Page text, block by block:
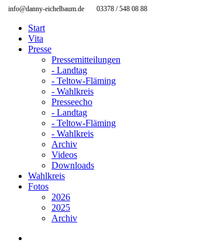
info@danny-eichelbaum.de 03378 / 548 08 88
Start
Vita
Presse
Pressemitteilungen
- Landtag
- Teltow-Fläming
- Wahlkreis
Presseecho
- Landtag
- Teltow-Fläming
- Wahlkreis
Archiv
Videos
Downloads
Wahlkreis
Fotos
2026
2025
Archiv